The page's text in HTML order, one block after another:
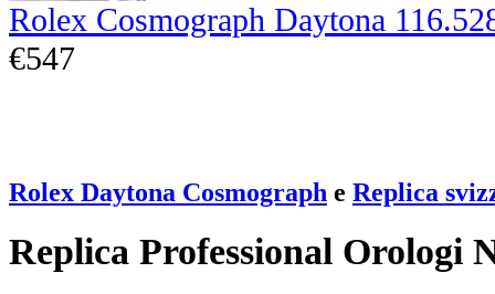
Rolex Cosmograph Daytona
€547
Rolex Daytona Cosmograph e Replica
Replica Professional Orologi